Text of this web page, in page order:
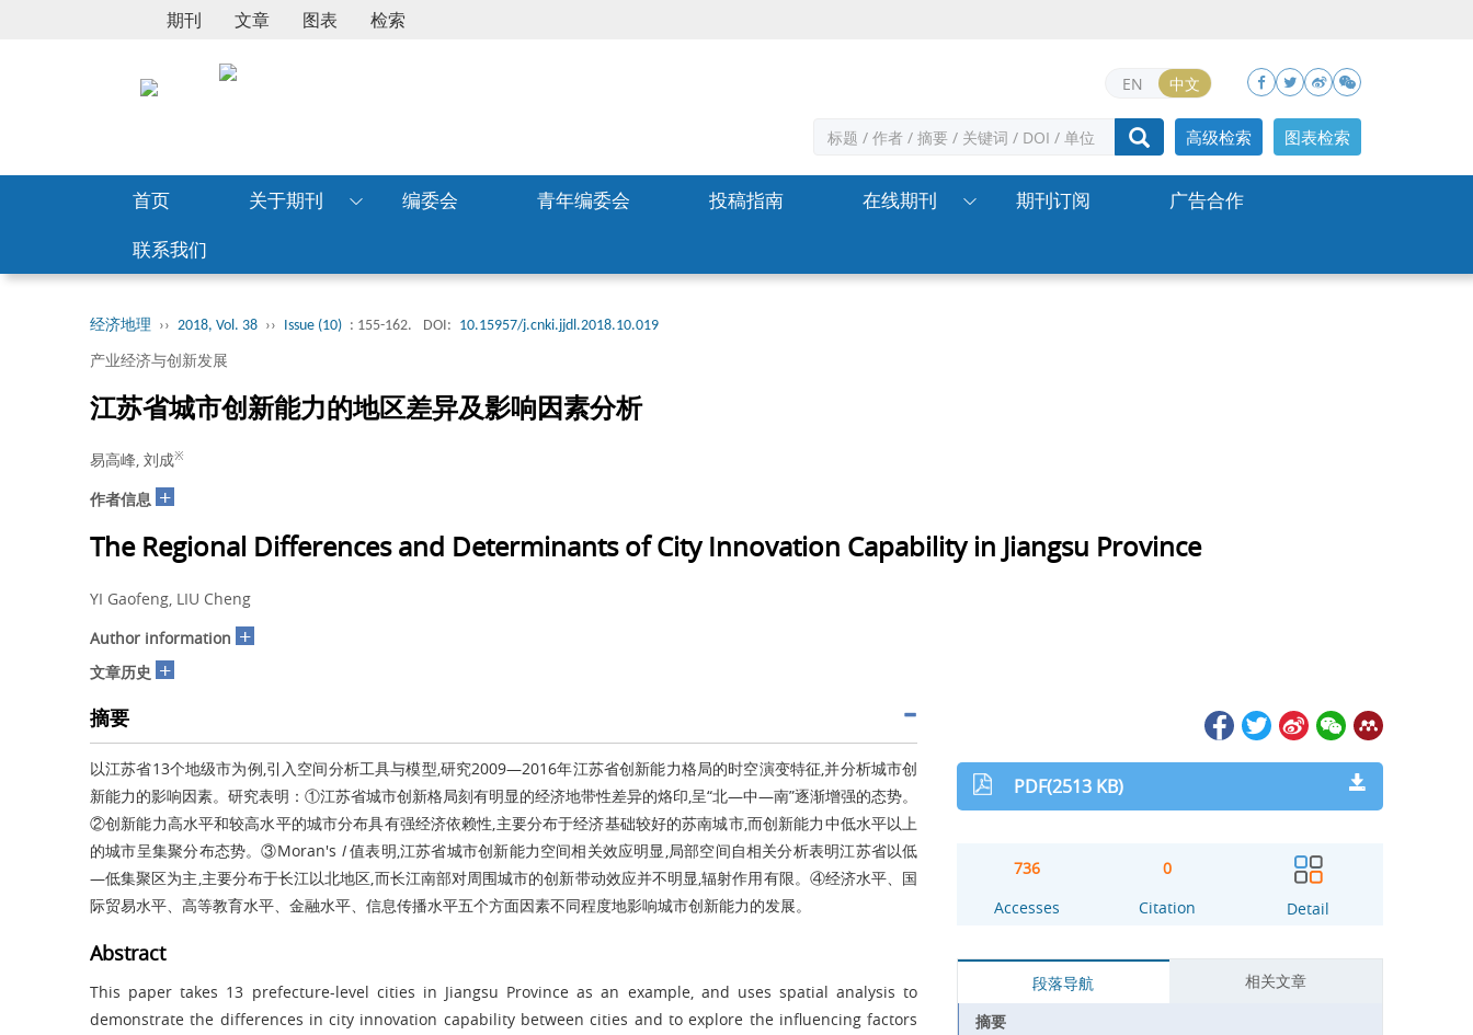
期刊 文章 图表 检索
EN 中文
图表检索
高级检索
首页 关于期刊 编委会 青年编委会 投稿指南 在线期刊 期刊订阅
广告合作
联系我们
经济地理 ›› 2018, Vol. 38 ›› Issue (10) : 155-162. DOI: 10.15957/j.cnki.jjdl.2018.10.019
产业经济与创新发展
江苏省城市创新能力的地区差异及影响因素分析
易高峰, 刘成※
作者信息 +
The Regional Differences and Determinants of City Innovation Capability in Jiangsu Province
YI Gaofeng, LIU Cheng
Author information +
文章历史 +
摘要
以江苏省13个地级市为例,引入空间分析工具与模型,研究2009—2016年江苏省创新能力格局的时空演变特征,并分析城市创
新能力的影响因素。研究表明：①江苏省城市创新格局刻有明显的经济地带性差异的烙印,呈“北—中—南”逐渐增强的态势。
②创新能力高水平和较高水平的城市分布具有强经济依赖性,主要分布于经济基础较好的苏南城市,而创新能力中低水平以上
的城市呈集聚分布态势。③Moran's I值表明,江苏省城市创新能力空间相关效应明显,局部空间自相关分析表明江苏省以低
—低集聚区为主,主要分布于长江以北地区,而长江南部对周围城市的创新带动效应并不明显,辐射作用有限。④经济水平、国
际贸易水平、高等教育水平、金融水平、信息传播水平五个方面因素不同程度地影响城市创新能力的发展。
Abstract
This paper takes 13 prefecture-level cities in Jiangsu Province as an example, and uses spatial analysis to
demonstrate the differences in city innovation capability between cities and to explore the influencing factors
PDF(2513 KB)
736
Accesses
0
Citation
Detail
段落导航
相关文章
摘要